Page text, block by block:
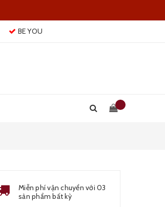
BE YOU
Miễn phí vận chuyển với 03
sản phẩm bất kỳ